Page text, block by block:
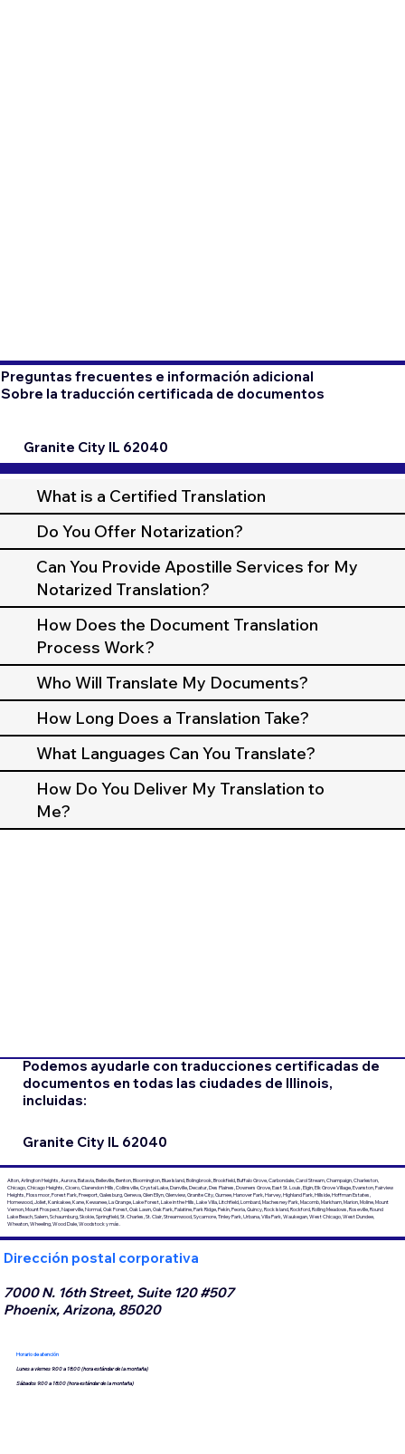
Preguntas frecuentes e información adicional
Sobre la traducción certificada de documentos
Granite City IL 62040
What is a Certified Translation
Do You Offer Notarization?
Can You Provide Apostille Services for My
Notarized Translation?
How Does the Document Translation
Process Work?
Who Will Translate My Documents?
How Long Does a Translation Take?
What Languages Can You Translate?
How Do You Deliver My Translation to
Me?
Podemos ayudarle con traducciones certificadas de
documentos en todas las ciudades de Illinois,
incluidas:
Granite City IL 62040
Alton, Arlington Heights, Aurora, Batavia, Belleville, Benton, Bloomington, Blue Island, Bolingbrook, Brookfield, Buffalo Grove, Carbondale, Carol Stream, Champaign, Charleston,
Chicago, Chicago Heights, Cicero, Clarendon Hills, Collinsville, Crystal Lake, Danville, Decatur, Des Plaines, Downers Grove, East St. Louis, Elgin, Elk Grove Village, Evanston, Fairview
Heights, Flossmoor, Forest Park, Freeport, Galesburg, Geneva, Glen Ellyn, Glenview, Granite City, Gurnee, Hanover Park, Harvey, Highland Park, Hillside, Hoffman Estates,
Homewood, Joliet, Kankakee, Kane, Kewanee, La Grange, Lake Forest, Lake in the Hills, Lake Villa, Litchfield, Lombard, Machesney Park, Macomb, Markham, Marion, Moline, Mount
Vernon, Mount Prospect, Naperville, Normal, Oak Forest, Oak Lawn, Oak Park, Palatine, Park Ridge, Pekín, Peoria, Quincy, Rock Island, Rockford, Rolling Meadows, Roseville, Round
Lake Beach, Salem, Schaumburg, Skokie, Springfield, St. Charles, St. Clair, Streamwood, Sycamore, Tinley Park, Urbana, Villa Park, Waukegan, West Chicago, West Dundee,
Wheaton, Wheeling, Wood Dale, Woodstock y más.
Dirección postal corporativa
7000 N. 16th Street, Suite 120 #507
Phoenix, Arizona, 85020
Horario de atención
Lunes a viernes 9:00 a 18:00 (hora estándar de la montaña)
Sábados 9:00 a 18:00 (hora estándar de la montaña)